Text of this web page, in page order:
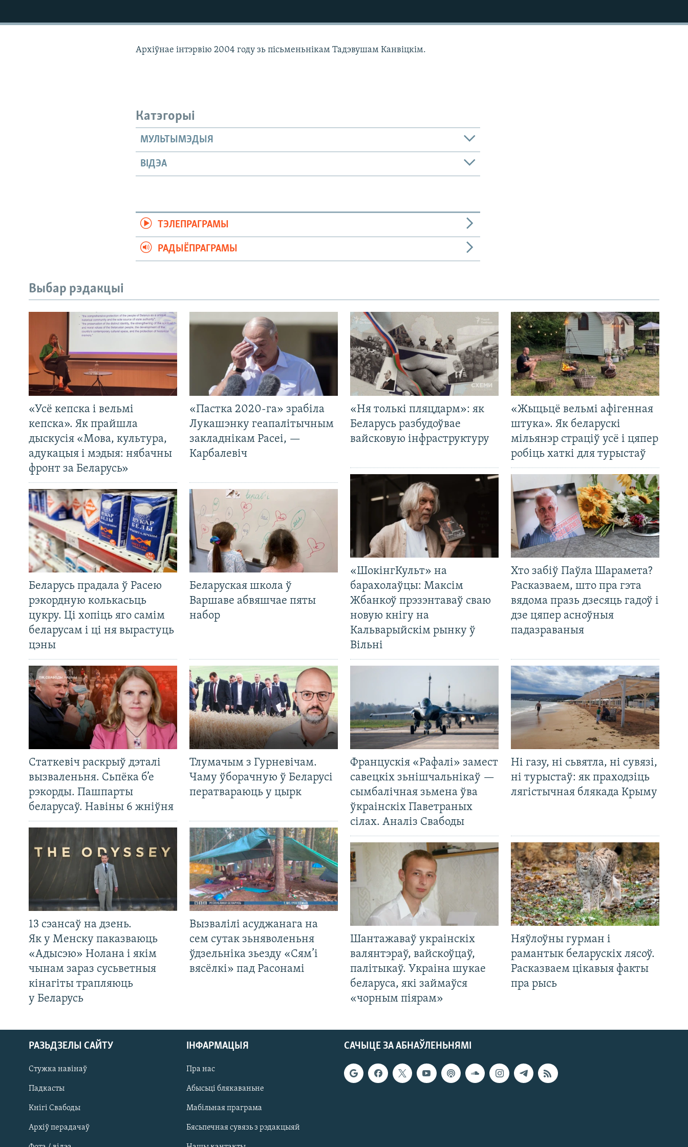
Архіўнае інтэрвію 2004 году зь пісьменьнікам Тадэвушам Канвіцкім.
Катэгорыі
МУЛЬТЫМЭДЫЯ
ВІДЭА
ТЭЛЕПРАГРАМЫ
РАДЫЁПРАГРАМЫ
Выбар рэдакцыі
«Усё кепска і вельмі
кепска». Як прайшла
дыскусія «Мова, культура,
адукацыя і мэдыя: нябачны
фронт за Беларусь»
«Пастка 2020-га» зрабіла
Лукашэнку геапалітычным
закладнікам Расеі, —
Карбалевіч
Беларусь прадала ў Расею
рэкордную колькасьць
цукру. Ці хопіць яго самім
беларусам і ці ня вырастуць
цэны
Беларуская школа ў
Варшаве абвяшчае пяты
набор
Статкевіч раскрыў дэталі
вызваленьня. Сьпёка б’е
рэкорды. Пашпарты
беларусаў. Навіны 6 жніўня
Тлумачым з Гурневічам.
Чаму ўборачную ў Беларусі
ператвараюць у цырк
13 сэансаў на дзень.
Як у Менску паказваюць
«Адысэю» Нолана і якім
чынам зараз сусьветныя
кінагіты трапляюць
у Беларусь
Вызвалілі асуджанага на
сем сутак зьняволеньня
ўдзельніка зьезду «Сям’і
вясёлкі» пад Расонамі
«Ня толькі пляцдарм»: як
Беларусь разбудоўвае
вайсковую інфраструктуру
«Жыцьцё вельмі афігенная
штука». Як беларускі
мільянэр страціў усё і цяпер
робіць хаткі для турыстаў
«ШокінгКульт» на
барахолаўцы: Максім
Жбанкоў прэзэнтаваў сваю
новую кнігу на
Кальварыйскім рынку ў
Вільні
Хто забіў Паўла Шарамета?
Расказваем, што пра гэта
вядома празь дзесяць гадоў і
дзе цяпер асноўныя
падазраваныя
Францускія «Рафалі» замест
савецкіх зьнішчальнікаў —
сымбалічная зьмена ўва
ўкраінскіх Паветраных
сілах. Аналіз Свабоды
Ні газу, ні сьвятла, ні сувязі,
ні турыстаў: як праходзіць
лягістычная блякада Крыму
Шантажаваў украінскіх
валянтэраў, вайскоўцаў,
палітыкаў. Украіна шукае
беларуса, які займаўся
«чорным піярам»
Няўлоўны гурман і
рамантык беларускіх лясоў.
Расказваем цікавыя факты
пра рысь
САЧЫЦЕ ЗА АБНАЎЛЕНЬНЯМІ
РАЗЬДЗЕЛЫ САЙТУ
Стужка навінаў
Падкасты
Кнігі Свабоды
Архіў перадачаў
ІНФАРМАЦЫЯ
Пра нас
Абысьці блякаваньне
Мабільная праграма
Бясьпечная сувязь з рэдакцыяй